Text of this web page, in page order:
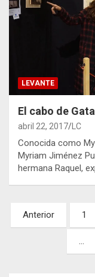
LEVANTE
El cabo de
abril 22, 2017 LC
Conocida como
Myriam Jiménez
hermana Raquel,
Paginación
de
entradas
Anterior 1
…